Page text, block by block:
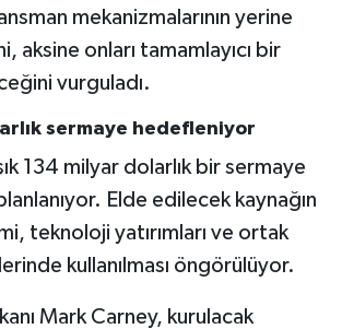
mekanizmalarının yerine
aksine onları tamamlayıcı bir
vurguladı.
sermaye hedefleniyor
134 milyar dolarlık bir sermaye
Elde edilecek kaynağın
teknoloji yatırımları ve ortak
kullanılması öngörülüyor.
Mark Carney, kurulacak